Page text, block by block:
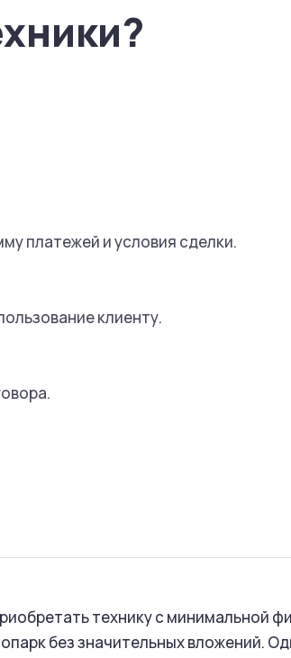
платежей и условия сделки.
клиенту.
технику с минимальной
без значительных вложений.